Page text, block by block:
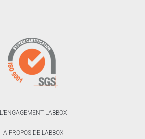
L’ENGAGEMENT LABBOX
A PROPOS DE LABBOX